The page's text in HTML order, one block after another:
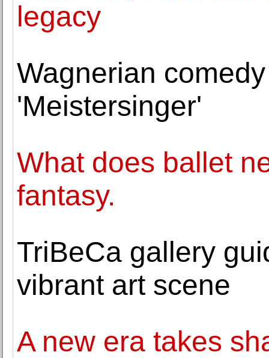
legacy
Wagnerian
'Meistersinger'
What does ballet
fantasy.
TriBeCa gallery
vibrant art scene
A new era takes